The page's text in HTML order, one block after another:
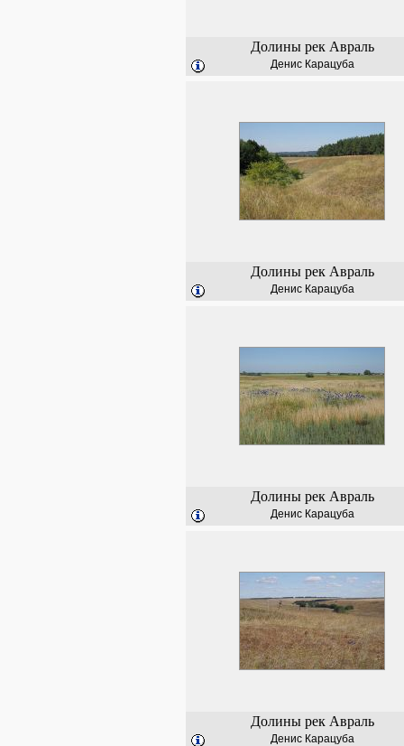
Долины рек Авраль
Денис Карацуба
Долины рек Авраль
Денис Карацуба
Долины рек Авраль
Денис Карацуба
Долины рек Авраль
Денис Карацуба